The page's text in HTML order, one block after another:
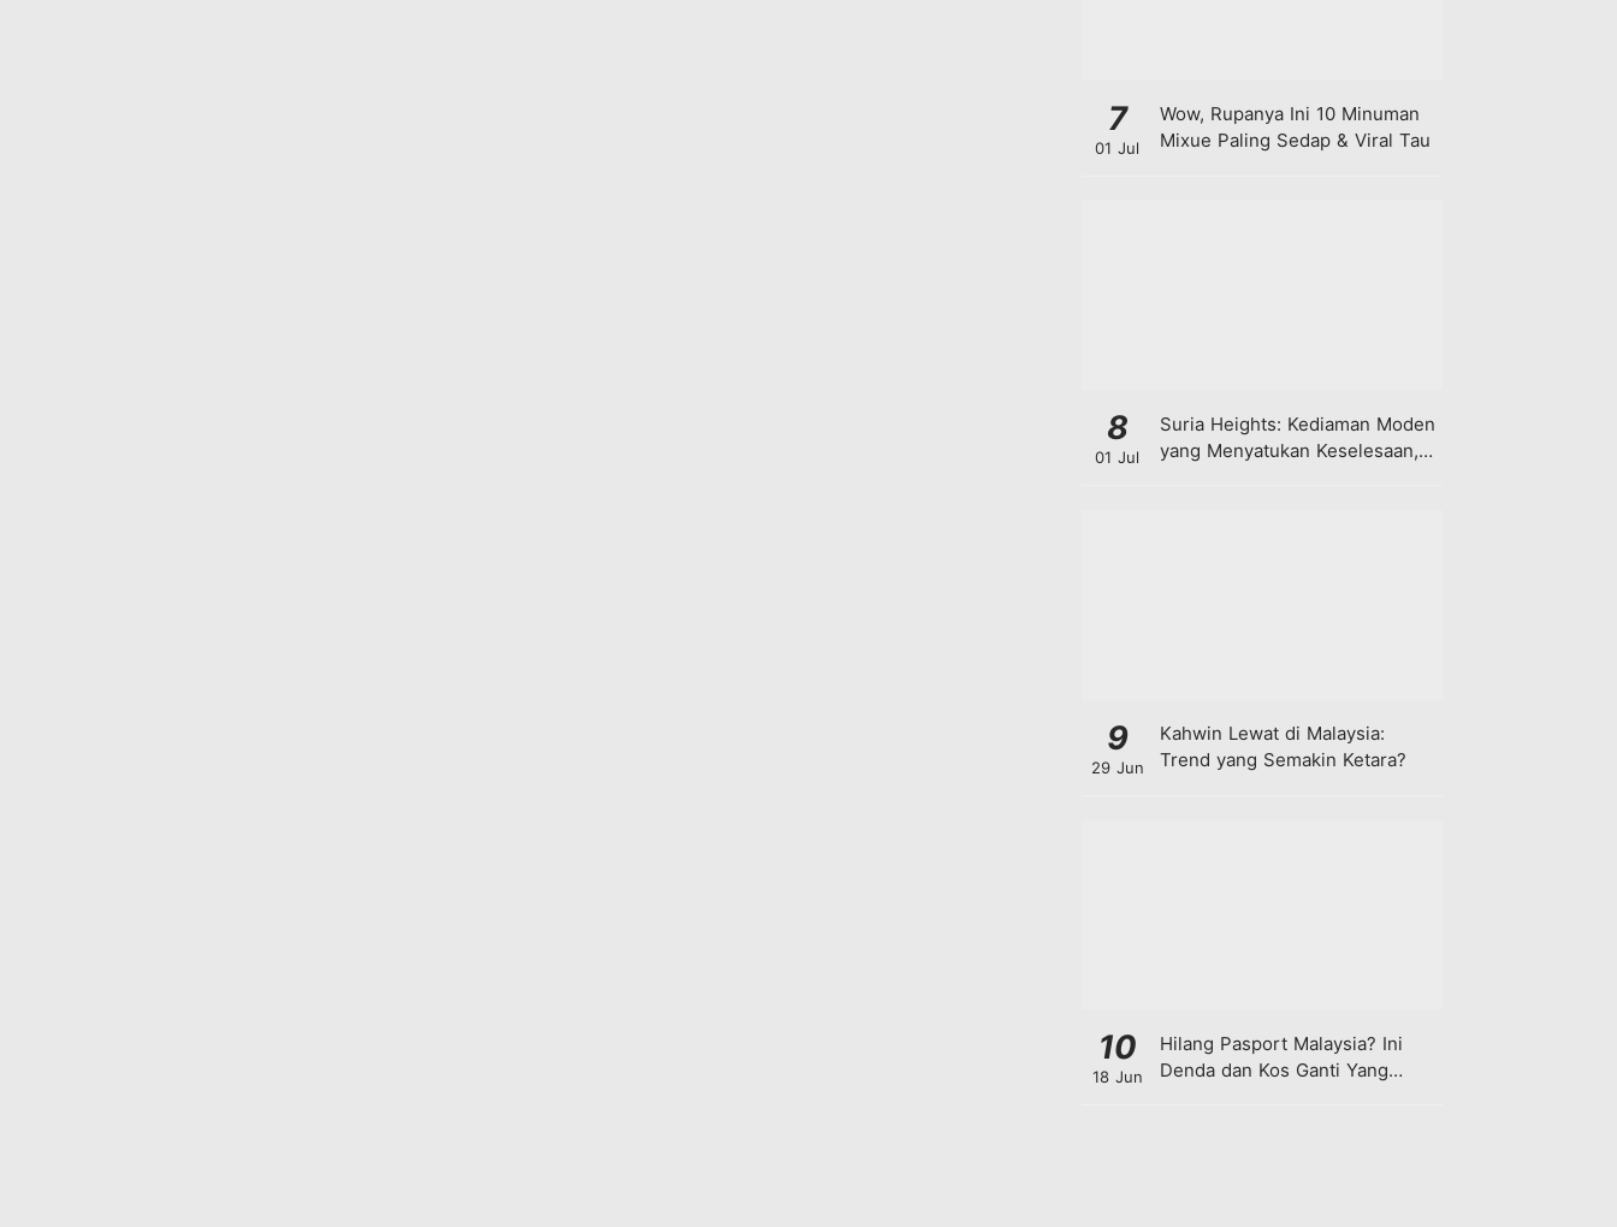
7
01 Jul
Wow, Rupanya Ini 10 Minuman
Mixue Paling Sedap & Viral Tau
8
01 Jul
Suria Heights: Kediaman Moden
yang Menyatukan Keselesaan,
9
29 Jun
Kahwin Lewat di Malaysia:
Trend yang Semakin Ketara?
10
18 Jun
Hilang Pasport Malaysia? Ini
Denda dan Kos Ganti Yang